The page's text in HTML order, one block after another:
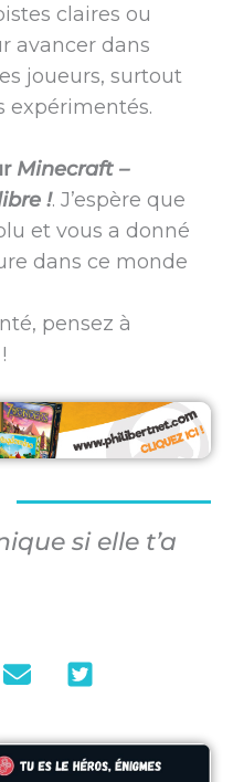
claires ou
avancer dans
joueurs, surtout
expérimentés.
Minecraft –
!. J’espère que
et vous a donné
dans ce monde
pensez à
si elle t’a